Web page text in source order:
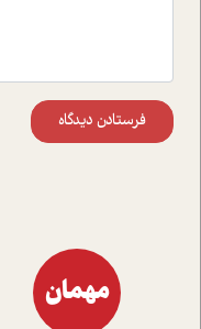
فرستادن دیدگاه
مهمان